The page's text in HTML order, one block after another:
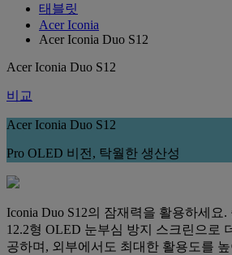
태블릿
Acer Iconia
Acer Iconia Duo S12
Acer Iconia Duo S12
비교
Acer Iconia Duo S12
Pro OLED 비전, 탁월한 생산성
Iconia Duo S12의 잠재력을 활용하세요.
12.2형 OLED 눈부심 방지 스크린으로
공하며, 외부에서도 최대한 활용도를